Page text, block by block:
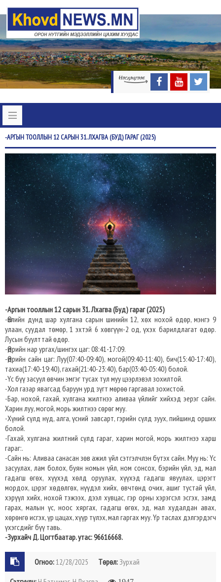
-АРГЫНТООЛЛЫН 12 САРЫН 31. ЛХАГВА (БУД) ГАРАГ (2025)
-Аргын тооллын 12 сарын 31. Лхагва (Буд) гараг (2025)
-Өвлийн дунд шар хулгана сарын шинийн 12, хөх нохой өдөр, мэнгэ 9
улаан, суудал төмөр, 1 эхтэй 6 хөвгүүн-2 од, үхэх барилдлагат өдөр.
Лусын буулттай өдөр.
-Өдрийн нар ургах/шингэх цаг: 08:41-17:09.
-Өдрийн сайн цаг: Луу(07:40-09:40), могой(09:40-11:40), бич(15:40-17:40),
тахиа(17:40-19:40), гахай(21:40-23:40), бар(03:40-05:40) болой.
-Үс бүү засуул өвчин эмгэг тусах тул муу цээрлэвэл зохилтой.
-Хол газар явагсад баруун урд зүгт мөрөө гаргавал зохистой.
-Бар, нохой, гахай, хулгана жилтнээ аливаа үйлийг хийхэд эерэг сайн.
Харин луу, могой, морь жилтнээ сөрөг муу.
-Хүний сүлд нүд, алга, үсний завсарт, гэрийн сүлд зуух, пийшинд орших
болой.
-Гахай, хулгана жилтний сүлд гараг, харин могой, морь жилтнээ харш
гараг:.
-Сайн нь: Аливаа санасан зөв ажил үйл сэтгэлчлэн бүтэх сайн. Муу нь: Үс
засуулах, лам болох, буян номын үйл, ном сонсох, бэрийн үйл, эд, мал
гадагш өгөх, хүүхэд хөлд оруулах, хүүхэд гадагш явуулах, цэрэгт
мордох, цэрэг хөдөлгөх, нүүдэл хийх, өвчтөнд очих, ашиг тустай үйл,
хэрүүл хийх, нохой тэжээх, дээл хувцас, гэр орны хэрэгсэл эсгэх, замд
гарах, малын үс, ноос хяргах, гадагш өгөх, эд, мал худалдан авах,
хөрөнгө исгэх, үр цацах, хүүр түлэх, мал гаргах муу. Үр таслах дэлгэрдэгч
үхэгсдийг бүү тавь.
-Зурхайч Д. Цогтбаатар. утас: 96616668.
Огноо:12/28/2025 Төрөл:Зурхай